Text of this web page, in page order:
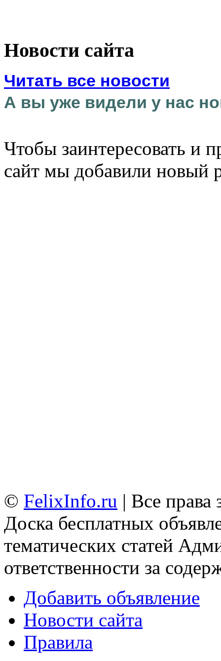
Новости сайта
Читать все новости
А вы уже видели у нас
Чтобы заинтересовать и
сайт мы добавили новый
© FelixInfo.ru | Все
Доска бесплатных
тематических статей
ответственности за
Добавить объявление
Новости сайта
Правила